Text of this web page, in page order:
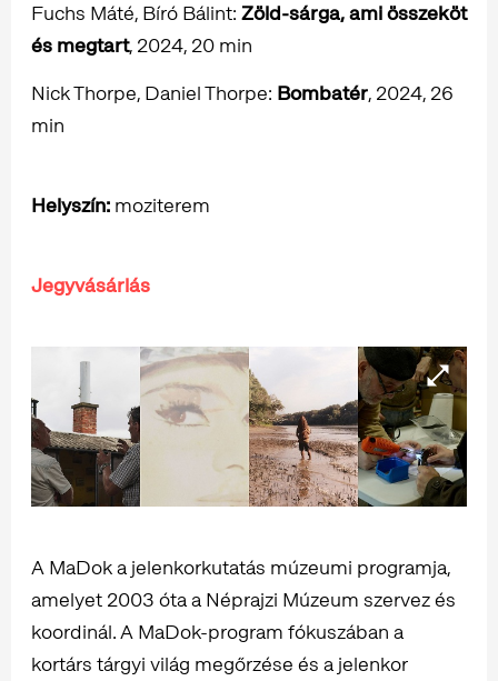
Fuchs Máté, Bíró Bálint: Zöld-sárga, ami összeköt
és megtart, 2024, 20 min
Nick Thorpe, Daniel Thorpe: Bombatér, 2024, 26
min
Helyszín: moziterem
Jegyvásárlás
A MaDok a jelenkorkutatás múzeumi programja,
amelyet 2003 óta a Néprajzi Múzeum szervez és
koordinál. A MaDok-program fókuszában a
kortárs tárgyi világ megőrzése és a jelenkor